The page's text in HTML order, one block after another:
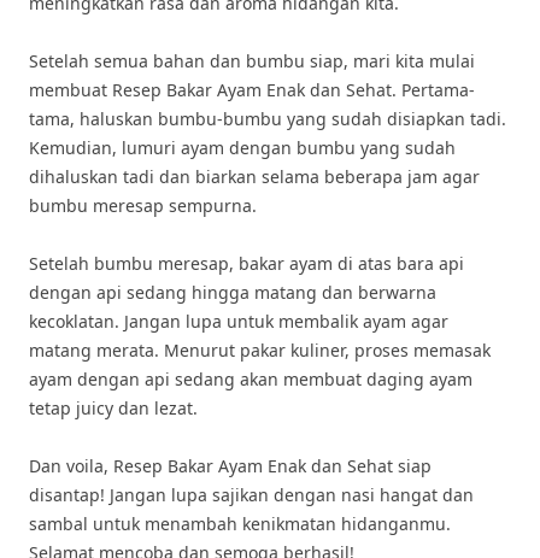
Setelah semua bahan dan bumbu siap, mari kita mulai
membuat Resep Bakar Ayam Enak dan Sehat. Pertama-
tama, haluskan bumbu-bumbu yang sudah disiapkan tadi.
Kemudian, lumuri ayam dengan bumbu yang sudah
dihaluskan tadi dan biarkan selama beberapa jam agar
bumbu meresap sempurna.
Setelah bumbu meresap, bakar ayam di atas bara api
dengan api sedang hingga matang dan berwarna
kecoklatan. Jangan lupa untuk membalik ayam agar
matang merata. Menurut pakar kuliner, proses memasak
ayam dengan api sedang akan membuat daging ayam
tetap juicy dan lezat.
Dan voila, Resep Bakar Ayam Enak dan Sehat siap
disantap! Jangan lupa sajikan dengan nasi hangat dan
sambal untuk menambah kenikmatan hidanganmu.
Selamat mencoba dan semoga berhasil!